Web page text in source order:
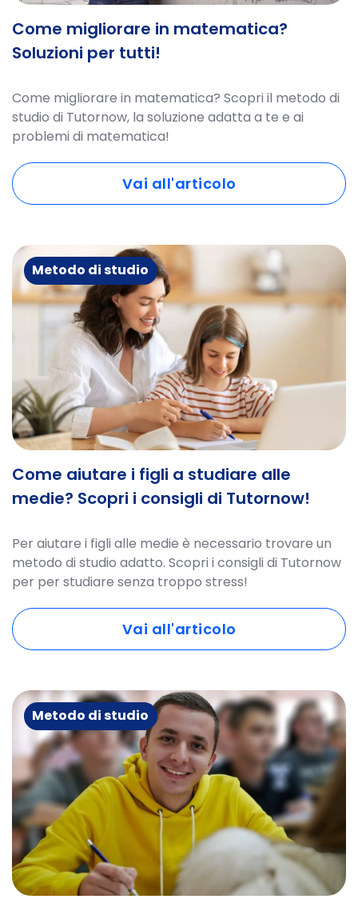
Come migliorare in matematica?
Soluzioni per tutti!
Come migliorare in matematica? Scopri il metodo di
studio di Tutornow, la soluzione adatta a te e ai
problemi di matematica!
Vai all'articolo
Metodo di studio
Come aiutare i figli a studiare alle
medie? Scopri i consigli di Tutornow!
Per aiutare i figli alle medie è necessario trovare un
metodo di studio adatto. Scopri i consigli di Tutornow
per per studiare senza troppo stress!
Vai all'articolo
Metodo di studio